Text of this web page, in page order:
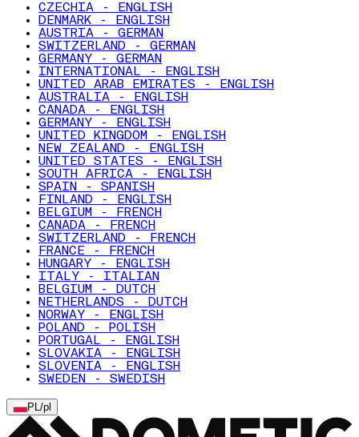
CZECHIA - ENGLISH
DENMARK - ENGLISH
AUSTRIA - GERMAN
SWITZERLAND - GERMAN
GERMANY - GERMAN
INTERNATIONAL - ENGLISH
UNITED ARAB EMIRATES - ENGLISH
AUSTRALIA - ENGLISH
CANADA - ENGLISH
GERMANY - ENGLISH
UNITED KINGDOM - ENGLISH
NEW ZEALAND - ENGLISH
UNITED STATES - ENGLISH
SOUTH AFRICA - ENGLISH
SPAIN - SPANISH
FINLAND - ENGLISH
BELGIUM - FRENCH
CANADA - FRENCH
SWITZERLAND - FRENCH
FRANCE - FRENCH
HUNGARY - ENGLISH
ITALY - ITALIAN
BELGIUM - DUTCH
NETHERLANDS - DUTCH
NORWAY - ENGLISH
POLAND - POLISH
PORTUGAL - ENGLISH
SLOVAKIA - ENGLISH
SLOVENIA - ENGLISH
SWEDEN - SWEDISH
PL/pl